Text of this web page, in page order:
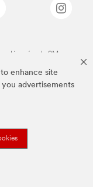
enhance site
advertisements
déposées de 3M.